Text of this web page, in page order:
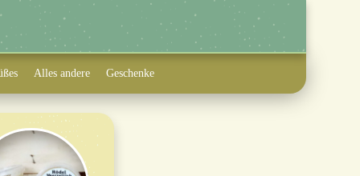
Alles andere Geschenke